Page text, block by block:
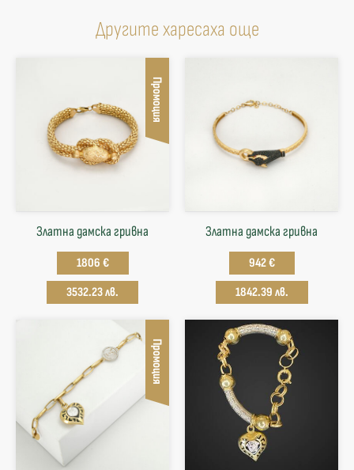
Другите харесаха още
Промоция
Златна дамска гривна
1806 €
3532.23 лв.
Златна дамска гривна
942 €
1842.39 лв.
Промоция